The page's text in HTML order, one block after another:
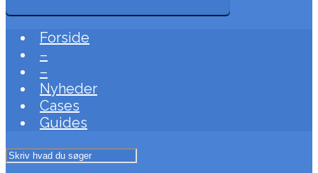
Forside
–
–
Nyheder
Cases
Guides